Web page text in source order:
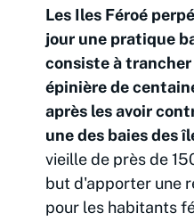
Les Iles Féroé
jour une pratique
consiste à
épinière de
après les avoir
une des baies des
vieille de près de
but d'apporter une
pour les habitants